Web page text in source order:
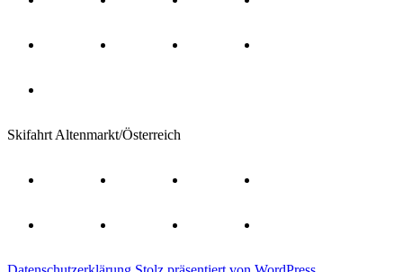
Skifahrt Altenmarkt/Österreich